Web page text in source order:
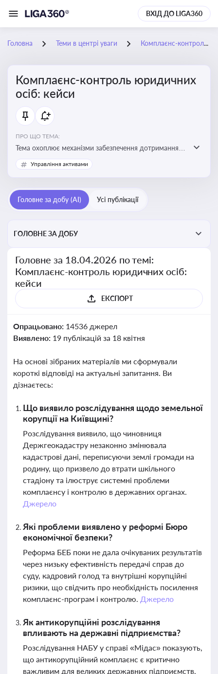
ВХІД ДО LIGA360
Головна Теми в центрі уваги Комплаєнс-контроль юридичних осіб: кейси
Комплаєнс-контроль юридичних
осіб: кейси
ПРО ЩО ТЕМА:
Тема охоплює механізми забезпечення дотримання
законодавства юридичними особами, запобігання
ризикам та підвищення прозорості діяльності
Управління активами
Головне за добу (AI) Усі публікації
ГОЛОВНЕ ЗА ДОБУ
Головне за 18.04.2026 по темі:
Комплаєнс-контроль юридичних осіб:
кейси
ЕКСПОРТ
Опрацьовано: 14536 джерел
Виявлено: 19 публікацій за 18 квітня
На основі зібраних матеріалів ми сформували
короткі відповіді на актуальні запитання. Ви
дізнаєтесь:
Що виявило розслідування щодо земельної
корупції на Київщині?
Розслідування виявило, що чиновниця
Держгеокадастру незаконно змінювала
кадастрові дані, переписуючи землі громади на
родину, що призвело до втрати шкільного
стадіону та ілюструє системні проблеми
комплаєнсу і контролю в державних органах.
Джерело
Які проблеми виявлено у реформі Бюро
економічної безпеки?
Реформа БЕБ поки не дала очікуваних результатів
через низьку ефективність передачі справ до
суду, кадровий голод та внутрішні корупційні
ризики, що свідчить про необхідність посилення
комплаєнс-програм і контролю. Джерело
Як антикорупційні розслідування
впливають на державні підприємства?
Розслідування НАБУ у справі «Мідас» показують,
що антикорупційний комплаєнс є критично
важливим для великих державних підприємств,